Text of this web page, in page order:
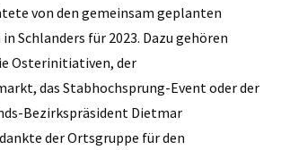
von den gemeinsam geplanten
Schlanders für 2023. Dazu gehören
Osterinitiativen, der
das Stabhochsprung-Event oder der
Bezirkspräsident Dietmar
der Ortsgruppe für den